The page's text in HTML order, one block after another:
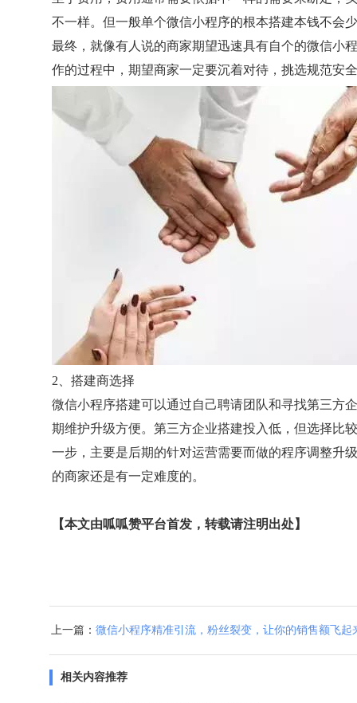
不一样。但一般单个微信小程序的根本搭建本钱不会
最终，就像有人说的商家期望迅速具有自个的微信小
作的过程中，期望商家一定要沉着对待，挑选规范安
2、搭建商选择
微信小程序搭建可以通过自己聘请团队和寻找第三方
期维护升级方便。第三方企业搭建投入低，但选择比
一步，主要是后期的针对运营需要而做的程序调整升
的商家还是有一定难度的。
【本文由呱呱赞平台首发，转载请注明出处】
上一篇： 微信小程序精准引流，粉丝裂变，让你的销售额飞起
相关内容推荐
添加客户经理
立即咨询与获取报价
注：需要有营业执照，不支持个人